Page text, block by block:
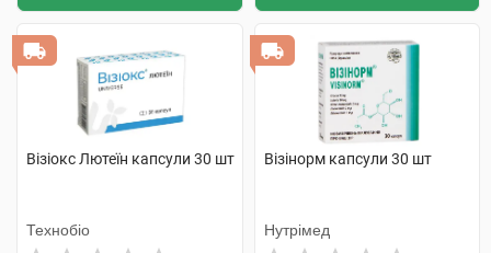
Візіокс Лютеїн капсули 30 шт
Технобіо
Візінорм капсули 30 шт
Нутрімед